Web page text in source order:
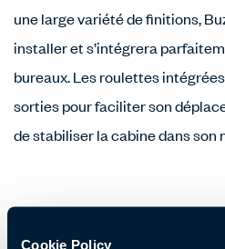
Cookie Policy
une large variété de finitions,
installer et s’intégrera
bureaux. Les roulettes
sorties pour faciliter son
de stabiliser la cabine dans son